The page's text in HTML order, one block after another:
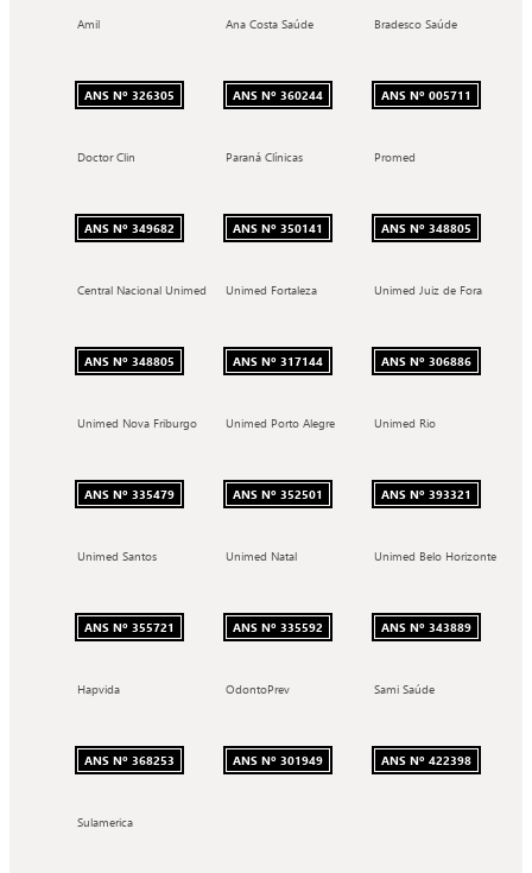
Amil
ANS Nº 326305
Ana Costa Saúde
ANS Nº 360244
Bradesco Saúde
ANS Nº 005711
Doctor Clin
ANS Nº 349682
Paraná Clínicas
ANS Nº 350141
Promed
ANS Nº 348805
Central Nacional Unimed
ANS Nº 348805
Unimed Fortaleza
ANS Nº 317144
Unimed Juiz de Fora
ANS Nº 306886
Unimed Nova Friburgo
ANS Nº 335479
Unimed Porto Alegre
ANS Nº 352501
Unimed Rio
ANS Nº 393321
Unimed Santos
ANS Nº 355721
Unimed Natal
ANS Nº 335592
Unimed Belo Horizonte
ANS Nº 343889
Hapvida
ANS Nº 368253
OdontoPrev
ANS Nº 301949
Sami Saúde
ANS Nº 422398
Sulamerica